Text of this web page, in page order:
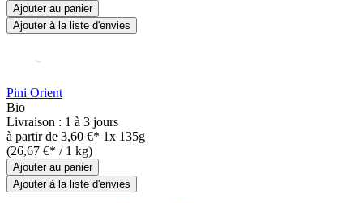
Ajouter au panier
Ajouter à la liste d'envies
Pini Orient
Bio
Livraison : 1 à 3 jours
à partir de 3,60 €* 1x 135g
(26,67 €* / 1 kg)
Ajouter au panier
Ajouter à la liste d'envies